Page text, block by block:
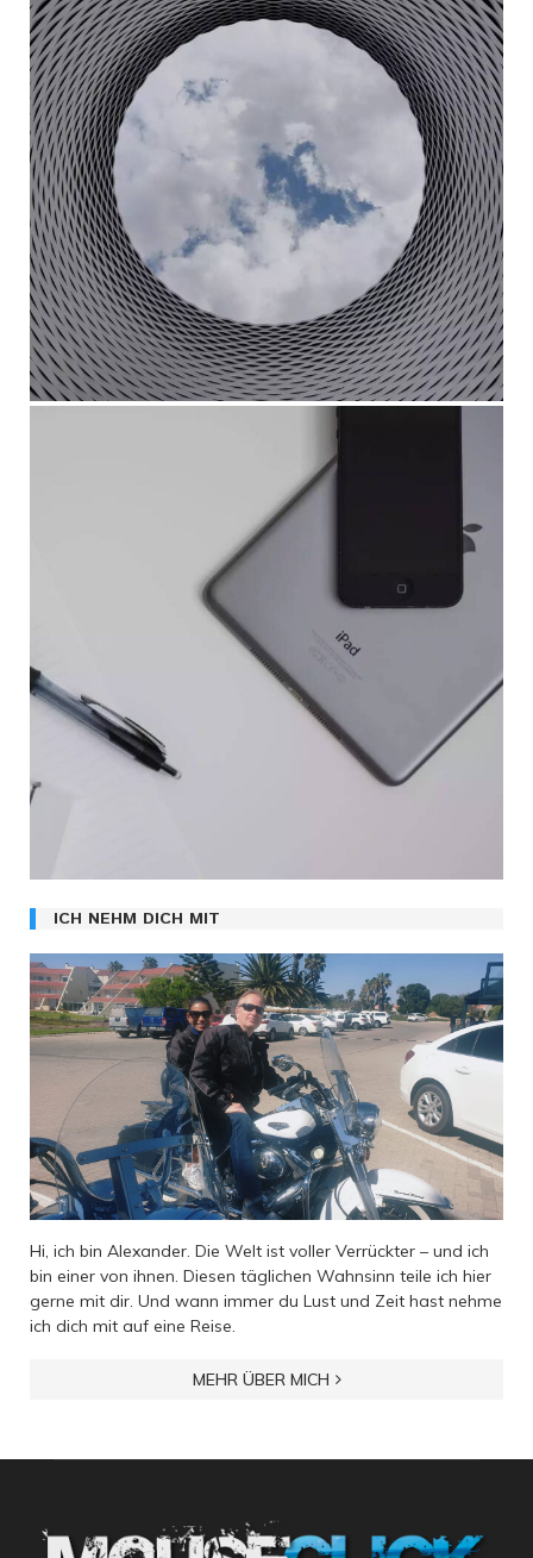
ICH NEHM DICH MIT
Hi, ich bin Alexander. Die Welt ist voller Verrückter – und ich
bin einer von ihnen. Diesen täglichen Wahnsinn teile ich hier
gerne mit dir. Und wann immer du Lust und Zeit hast nehme
ich dich mit auf eine Reise.
MEHR ÜBER MICH